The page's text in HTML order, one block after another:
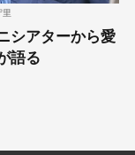
⾥
シアターから愛
語る